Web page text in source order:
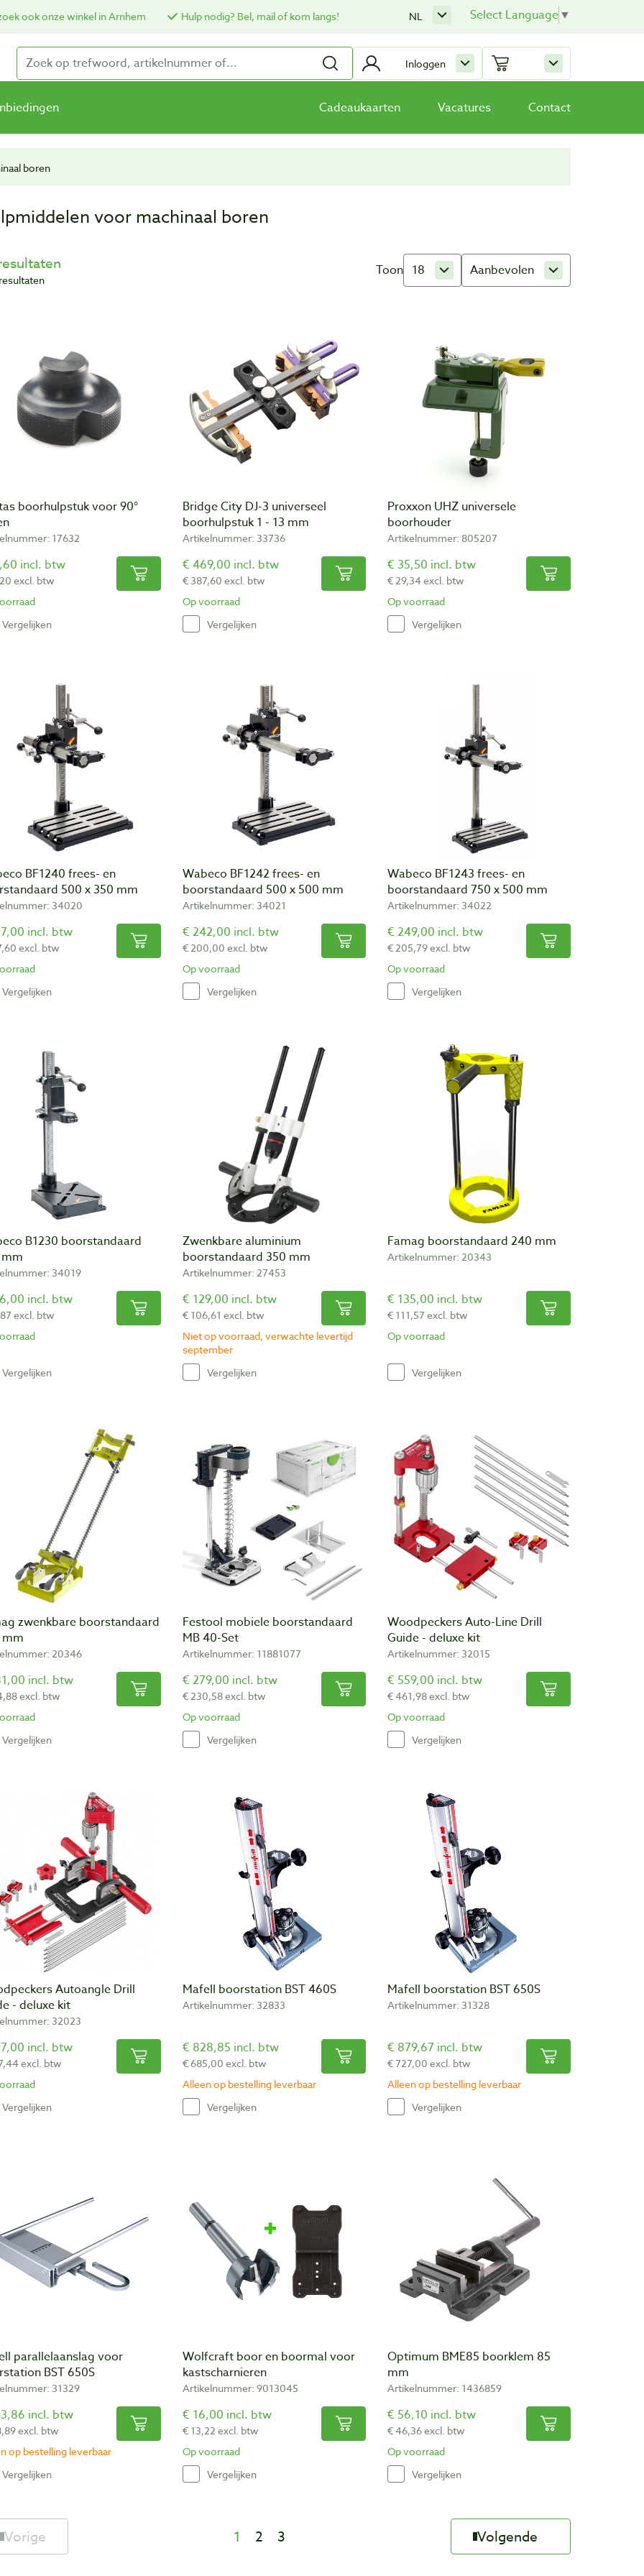
ook onze winkel in Arnhem Hulp nodig? Bel, mail of kom langs! Select Language▼
NL
Inloggen
Cadeaukaarten Vacatures Contact
boren
voor machinaal boren
Toon 18 Aanbevolen
boorhulpstuk voor 90°
17632
incl. btw
excl. btw
Vergelijken
Bridge City DJ-3 universeel
boorhulpstuk 1 - 13 mm
Artikelnummer: 33736
€ 469,00 incl. btw
€ 387,60 excl. btw
Op voorraad
Vergelijken
Proxxon UHZ universele
boorhouder
Artikelnummer: 805207
€ 35,50 incl. btw
€ 29,34 excl. btw
Op voorraad
Vergelijken
BF1240 frees- en
500 x 350 mm
34020
incl. btw
excl. btw
Vergelijken
Wabeco BF1242 frees- en
boorstandaard 500 x 500 mm
Artikelnummer: 34021
€ 242,00 incl. btw
€ 200,00 excl. btw
Op voorraad
Vergelijken
Wabeco BF1243 frees- en
boorstandaard 750 x 500 mm
Artikelnummer: 34022
€ 249,00 incl. btw
€ 205,79 excl. btw
Op voorraad
Vergelijken
B1230 boorstandaard
34019
incl. btw
excl. btw
Vergelijken
Zwenkbare aluminium
boorstandaard 350 mm
Artikelnummer: 27453
€ 129,00 incl. btw
€ 106,61 excl. btw
Niet op voorraad, verwachte levertijd
september
Vergelijken
Famag boorstandaard 240 mm
Artikelnummer: 20343
€ 135,00 incl. btw
€ 111,57 excl. btw
Op voorraad
Vergelijken
zwenkbare boorstandaard
20346
incl. btw
excl. btw
Vergelijken
Festool mobiele boorstandaard
MB 40-Set
Artikelnummer: 11881077
€ 279,00 incl. btw
€ 230,58 excl. btw
Op voorraad
Vergelijken
Woodpeckers Auto-Line Drill
Guide - deluxe kit
Artikelnummer: 32015
€ 559,00 incl. btw
€ 461,98 excl. btw
Op voorraad
Vergelijken
Autoangle Drill
- deluxe kit
32023
incl. btw
excl. btw
Vergelijken
Mafell boorstation BST 460S
Artikelnummer: 32833
€ 828,85 incl. btw
€ 685,00 excl. btw
Alleen op bestelling leverbaar
Vergelijken
Mafell boorstation BST 650S
Artikelnummer: 31328
€ 879,67 incl. btw
€ 727,00 excl. btw
Alleen op bestelling leverbaar
Vergelijken
parallelaanslag voor
BST 650S
31329
incl. btw
excl. btw
op bestelling leverbaar
Vergelijken
Wolfcraft boor en boormal voor
kastscharnieren
Artikelnummer: 9013045
€ 16,00 incl. btw
€ 13,22 excl. btw
Op voorraad
Vergelijken
Optimum BME85 boorklem 85
mm
Artikelnummer: 1436859
€ 56,10 incl. btw
€ 46,36 excl. btw
Op voorraad
Vergelijken
Vorige 1 2 3 Volgende